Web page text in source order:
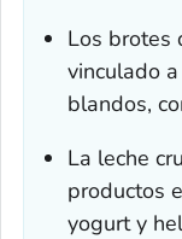
Los brotes
vinculado
blandos,
La leche
productos
yogurt y